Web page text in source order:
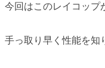
今回はこのレイコップ
手っ取り早く性能を知